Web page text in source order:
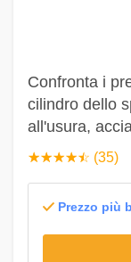
Confronta i
cilindro dello
all'usura,
☆☆☆☆☆
★★★★★ (35)
Prezzo più